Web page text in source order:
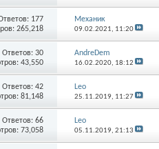
177
265,218
Механик
09.02.2021, 11:20
Ответов:30
43,550
AndreDem
16.02.2020, 18:12
Ответов:42
81,148
Leo
25.11.2019, 11:27
Ответов:66
73,058
Leo
05.11.2019, 21:13